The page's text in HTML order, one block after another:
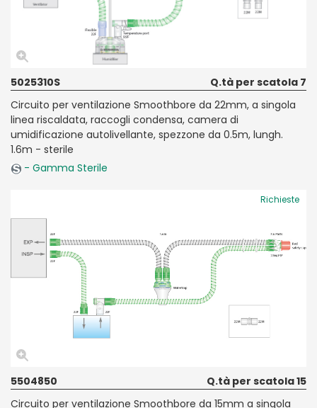
5025310S
Q.tà per scatola 7
Circuito per ventilazione Smoothbore da 22mm, a singola
linea riscaldata, raccogli condensa, camera di
umidificazione autolivellante, spezzone da 0.5m, lungh.
1.6m - sterile
- Gamma Sterile
Richieste
5504850
Q.tà per scatola 15
Circuito per ventilazione Smoothbore da 15mm a singola